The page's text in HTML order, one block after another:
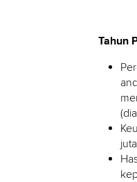
Tahun